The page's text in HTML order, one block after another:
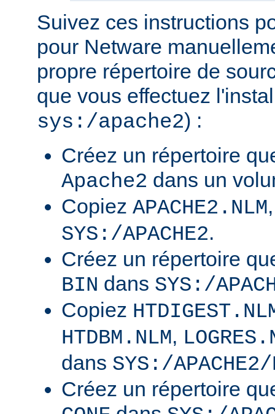
Suivez ces instructions
pour Netware
propre répertoire de
que vous effectuez
sys:/apache2) :
Créez un répertoire
Apache2 dans un
Copiez APACHE2.NLM
SYS:/APACHE2.
Créez un répertoire
BIN dans SYS:/
Copiez
HTDBM.NLM,
dans SYS:/
Créez un répertoire